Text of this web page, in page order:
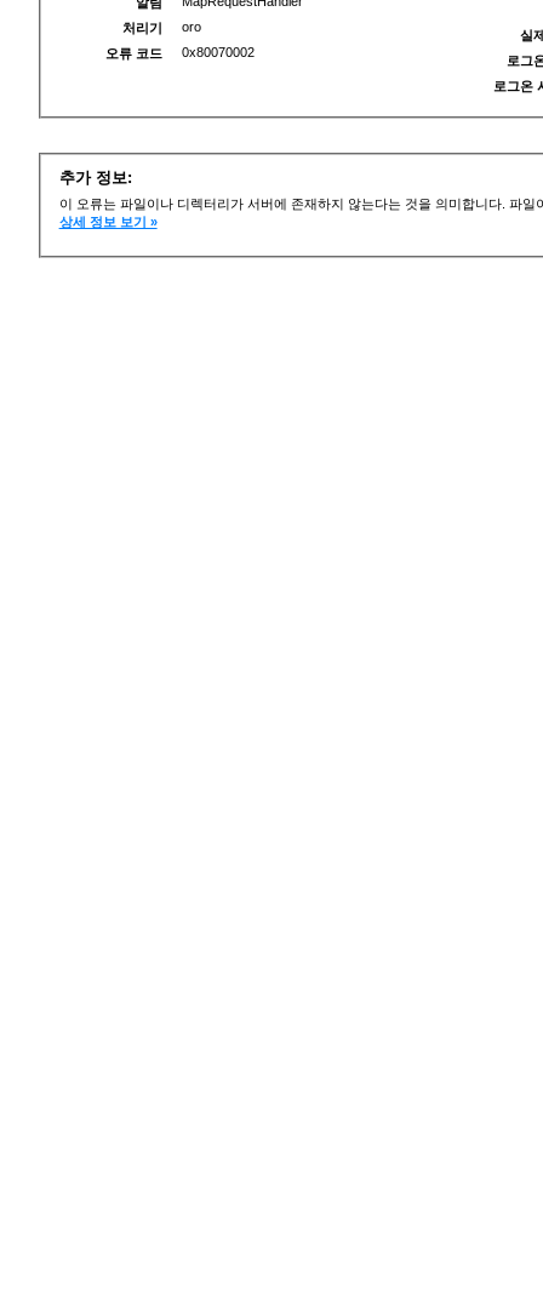
처리기
oro
오류 코드
0x80070002
실
로그
로그온
추가 정보:
이 오류는 파일이나 디렉터리가 서버에 존재하지 않는다는 것을 의미합니다. 파
상세 정보 보기 »